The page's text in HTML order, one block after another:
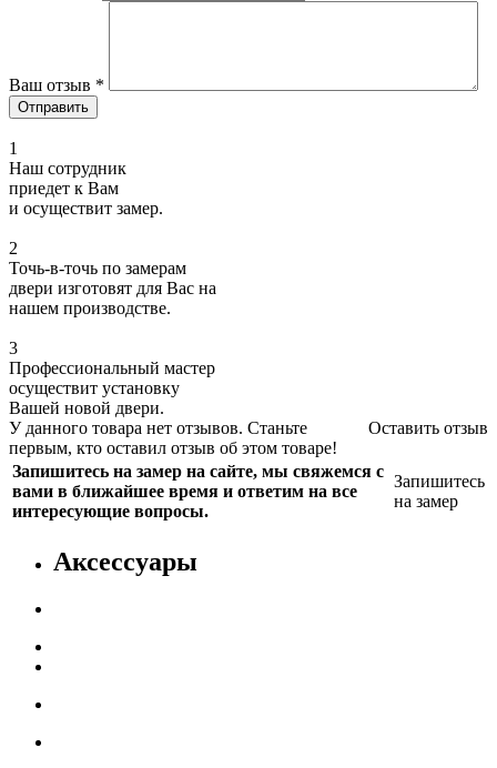
Ваш отзыв *
1
Наш сотрудник
приедет к Вам
и осуществит замер.
2
Точь-в-точь по замерам
двери изготовят для Вас на
нашем производстве.
3
Профессиональный мастер
осуществит установку
Вашей новой двери.
Оставить отзыв
У данного товара нет отзывов. Станьте
первым, кто оставил отзыв об этом товаре!
Запишитесь на замер на сайте, мы свяжемся с
вами в ближайшее время и ответим на все
интересующие вопросы.
Запишитесь
на замер
Аксессуары